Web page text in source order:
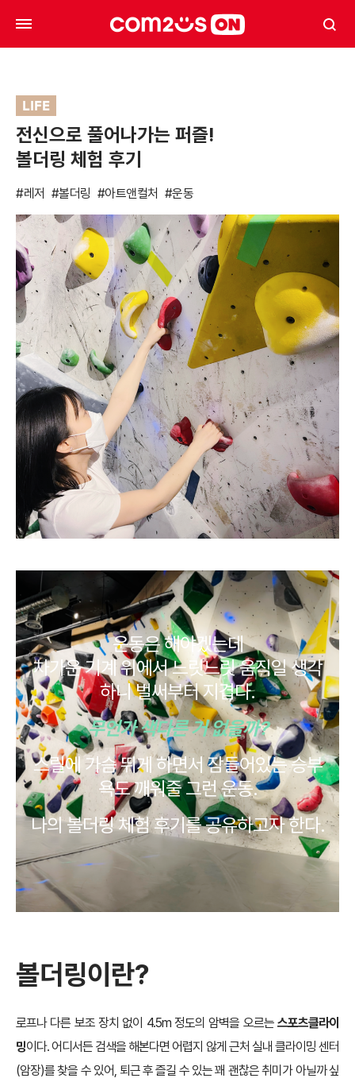
LIFE
전신으로 풀어나가는 퍼즐!
볼더링 체험 후기
#레저 #볼더링 #아트앤컬처 #운동
운동은 해야겠는데
차가운 기계 위에서 느릿느릿 움직일 생각
하니 벌써부터 지겹다.
무언가 색다른 거 없을까?
스릴에 가슴 뛰게 하면서 잠들어있는 승부
욕도 깨워줄 그런 운동.
나의 볼더링 체험 후기를 공유하고자 한다.
볼더링이란?
로프나 다른 보조 장치 없이 4.5m 정도의 암벽을 오르는 스포츠클라이
밍이다. 어디서든 검색을 해본다면 어렵지 않게 근처 실내 클라이밍 센터
(암장)를 찾을 수 있어, 퇴근 후 즐길 수 있는 꽤 괜찮은 취미가 아닐까 싶